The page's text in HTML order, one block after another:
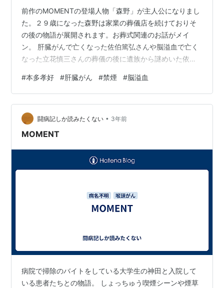
前作のMOMENTの登場人物「森野」が主人公になりまし
た。２９歳になった森野は家業の葬儀店を続けておりそ
の後の物語が展開されます。お葬式関連のお話がメイ
ン。 肝臓がんで亡くなった佐伯篤弘さんや脳溢血で亡く
なった立花慎三さんの葬儀の後に遺族から謎めいた依頼
なのでどんどん深みにはまっていくところが楽しいで
す。 今回読んでいてすっきりした場面は森野が禁煙した
ところ。前作は喫煙シーンが多くてイライラしていたの
で森野の禁煙をした描写で好感度が上がりました。今時
喫煙シーンを重要シーンに持ってくるとかダサいですか
#本多孝好 #肝臓がん #禁煙 #脳溢血
闘病記しか読みたくない • 3年前
MOMENT
病院で掃除のバイトをしている大学生の神田と入院して
いる患者たちとの物語。 しょっちゅう喫煙シーンや煙草